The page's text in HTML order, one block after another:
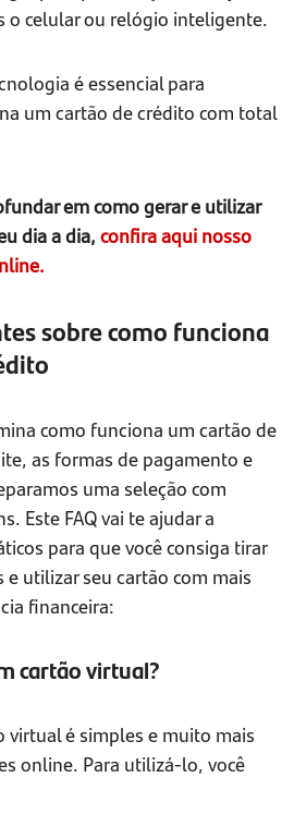
o celular ou relógio inteligente.
é essencial para
um cartão de crédito com total
em como gerar e utilizar
dia a dia, confira aqui nosso
sobre como funciona
como funciona um cartão de
as formas de pagamento e
uma seleção com
Este FAQ vai te ajudar a
para que você consiga tirar
e utilizar seu cartão com mais
financeira:
cartão virtual?
virtual é simples e muito mais
online. Para utilizá-lo, você